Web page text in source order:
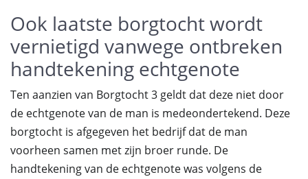
Ook laatste borgtocht wordt
vernietigd vanwege ontbreken
handtekening echtgenote
Ten aanzien van Borgtocht 3 geldt dat deze niet door
de echtgenote van de man is medeondertekend. Deze
borgtocht is afgegeven het bedrijf dat de man
voorheen samen met zijn broer runde. De
handtekening van de echtgenote was volgens de